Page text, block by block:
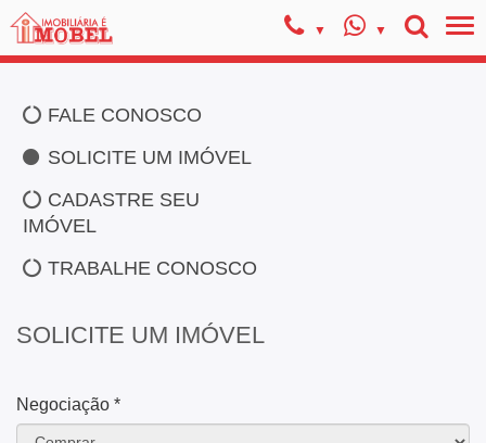
FALE CONOSCO
SOLICITE UM IMÓVEL
CADASTRE SEU
IMÓVEL
TRABALHE CONOSCO
SOLICITE UM IMÓVEL
Negociação *